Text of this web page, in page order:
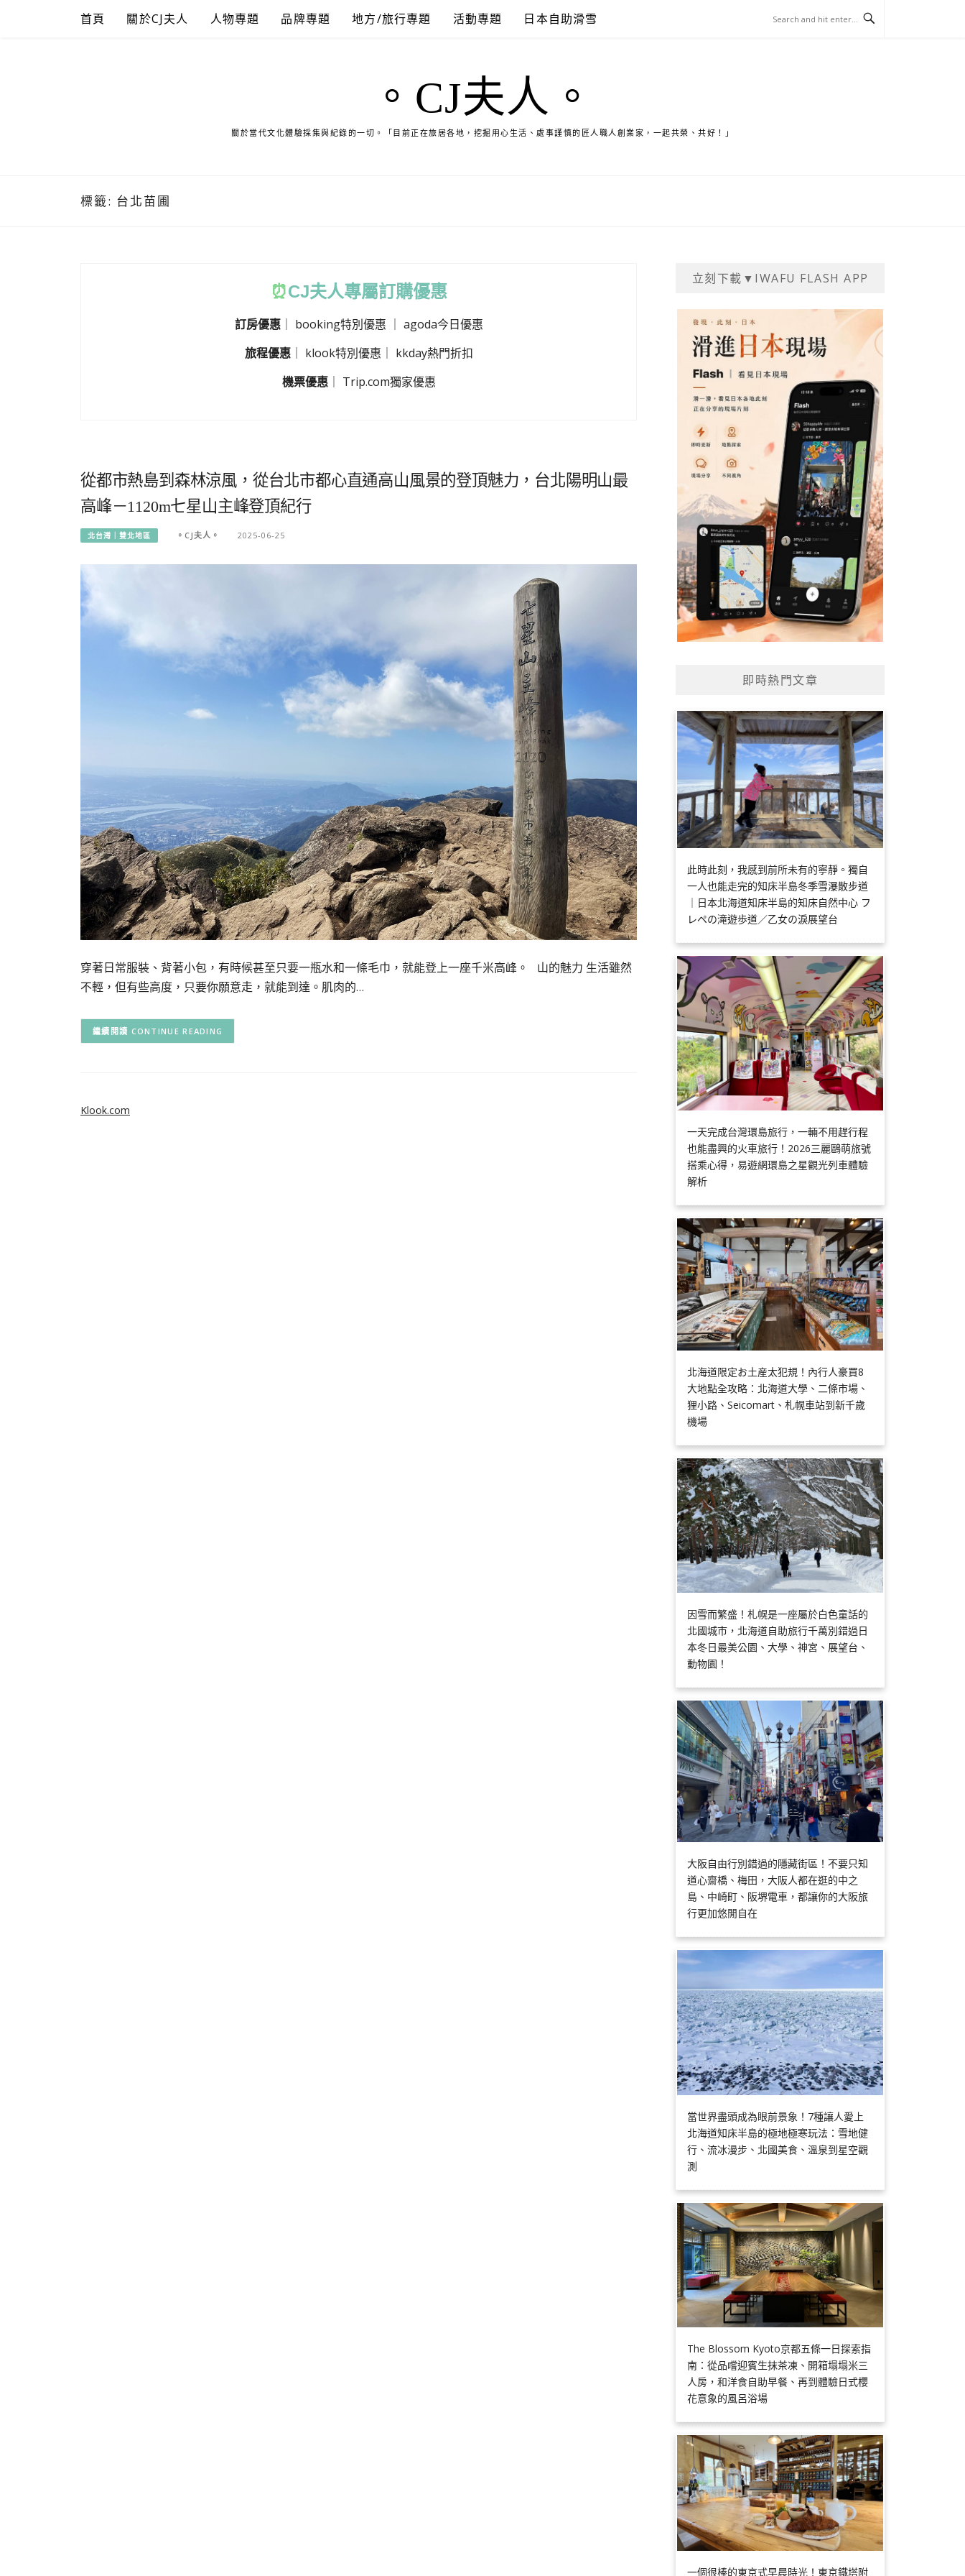
首頁 關於CJ夫人 人物專題 品牌專題 地方/旅行專題 活動專題 日本自助滑雪
。CJ夫人。
關於當代文化體驗採集與紀錄的一切。「目前正在旅居各地，挖掘用心生活、處事謹慎的匠人職人創業家，一起共榮、共好！」
標籤: 台北苗圃
⏰CJ夫人專屬訂購優惠
訂房優惠｜ booking特別優惠
agoda今日優惠
旅程優惠｜ klook特別優惠
kkday熱門折扣
機票優惠｜ Trip.com獨家優惠
從都市熱島到森林涼風，從台北市都心直通高山風景的登頂魅力，台北陽明山最
高峰－1120m七星山主峰登頂紀行
北台灣｜雙北地區 。CJ夫人。 2025-06-25
穿著日常服裝、背著小包，有時候甚至只要一瓶水和一條毛巾，就能登上一座千米高峰。 山的魅力 生活雖然
不輕，但有些高度，只要你願意走，就能到達。肌肉的…
CONTINUE READING
立刻下載▼IWAFU FLASH APP
即時熱門文章
此時此刻，我感到前所未有的寧靜。獨自
一人也能走完的知床半島冬季雪瀑散步道
｜日本北海道知床半島的知床自然中心 フ
レペの滝遊歩道／乙女の淚展望台
一天完成台灣環島旅行，一輛不用趕行程
也能盡興的火車旅行！2026三麗鷗萌旅號
搭乘心得，易遊網環島之星觀光列車體驗
解析
北海道限定お土産太犯規！內行人豪買8
大地點全攻略：北海道大學、二條市場、
狸小路、Seicomart、札幌車站到新千歲
機場
因雪而繁盛！札幌是一座屬於白色童話的
北國城市，北海道自助旅行千萬別錯過日
本冬日最美公園、大學、神宮、展望台、
動物園！
大阪自由行別錯過的隱藏街區！不要只知
道心齋橋、梅田，大阪人都在逛的中之
島、中崎町、阪堺電車，都讓你的大阪旅
行更加悠閒自在
當世界盡頭成為眼前景象！7種讓人愛上
北海道知床半島的極地極寒玩法：雪地健
行、流冰漫步、北國美食、溫泉到星空觀
測
The Blossom Kyoto京都五條一日探索指
南：從品嚐迎賓生抹茶凍、開箱塌塌米三
人房，和洋食自助早餐、再到體驗日式櫻
花意象的風呂浴場
一個很棒的東京式早晨時光！東京鐵塔附
Klook.com